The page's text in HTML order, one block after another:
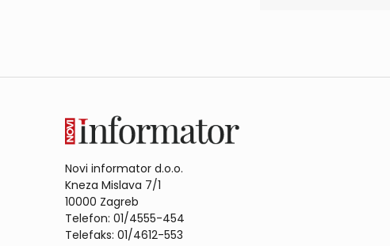
Novi informator d.o.o.
Kneza Mislava 7/1
10000 Zagreb
Telefon: 01/4555-454
Telefaks: 01/4612-553